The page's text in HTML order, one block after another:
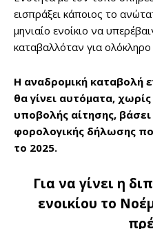
εισπράξει κάποιος το
μηνιαίο ενοίκιο να
καταβαλλόταν για ολόκληρο
Η αναδρομική καταβολή
θα γίνει αυτόματα,
υποβολής αίτησης,
φορολογικής δήλωσης
το 2025.
Για να γίνει η
ενοικίου το